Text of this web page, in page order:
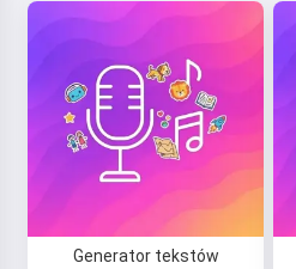
Generator tekstów